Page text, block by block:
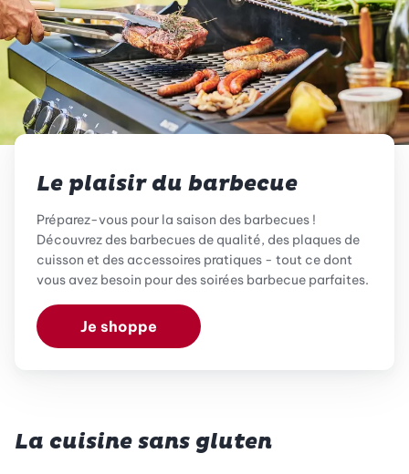
Le plaisir du barbecue
Préparez-vous pour la saison des barbecues !
Découvrez des barbecues de qualité, des plaques de
cuisson et des accessoires pratiques - tout ce dont
vous avez besoin pour des soirées barbecue parfaites.
Je shoppe
La cuisine sans gluten